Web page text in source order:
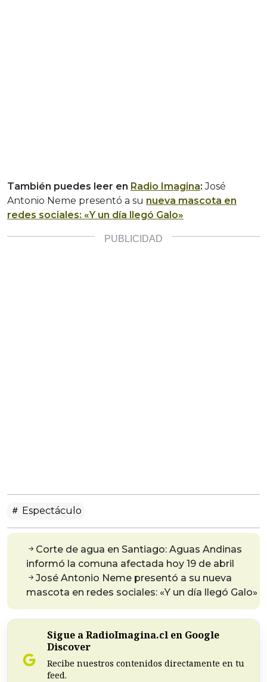
También puedes leer en Radio Imagina:José
Antonio Neme presentó a su nueva mascota en
redes sociales: «Y un día llegó Galo»
Espectáculo
Corte de agua en Santiago: Aguas Andinas
informó la comuna afectada hoy 19 de abril
José Antonio Neme presentó a su nueva
mascota en redes sociales: «Y un día llegó Galo»
Sigue a RadioImagina.cl en Google
Discover
Recibe nuestros contenidos directamente en tu
feed.